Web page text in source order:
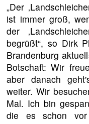
„Der
ist immer groß,
der
begrüßt“, so Dirk
Brandenburg
Botschaft: Wir
aber danach
weiter. Wir
Mal. Ich bin
die es schon